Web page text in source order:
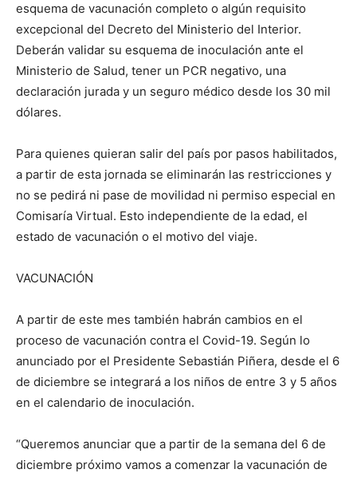
esquema de vacunación completo o algún requisito
excepcional del Decreto del Ministerio del Interior.
Deberán validar su esquema de inoculación ante el
Ministerio de Salud, tener un PCR negativo, una
declaración jurada y un seguro médico desde los 30 mil
dólares.
Para quienes quieran salir del país por pasos habilitados,
a partir de esta jornada se eliminarán las restricciones y
no se pedirá ni pase de movilidad ni permiso especial en
Comisaría Virtual. Esto independiente de la edad, el
estado de vacunación o el motivo del viaje.
VACUNACIÓN
A partir de este mes también habrán cambios en el
proceso de vacunación contra el Covid-19. Según lo
anunciado por el Presidente Sebastián Piñera, desde el 6
de diciembre se integrará a los niños de entre 3 y 5 años
en el calendario de inoculación.
“Queremos anunciar que a partir de la semana del 6 de
diciembre próximo vamos a comenzar la vacunación de